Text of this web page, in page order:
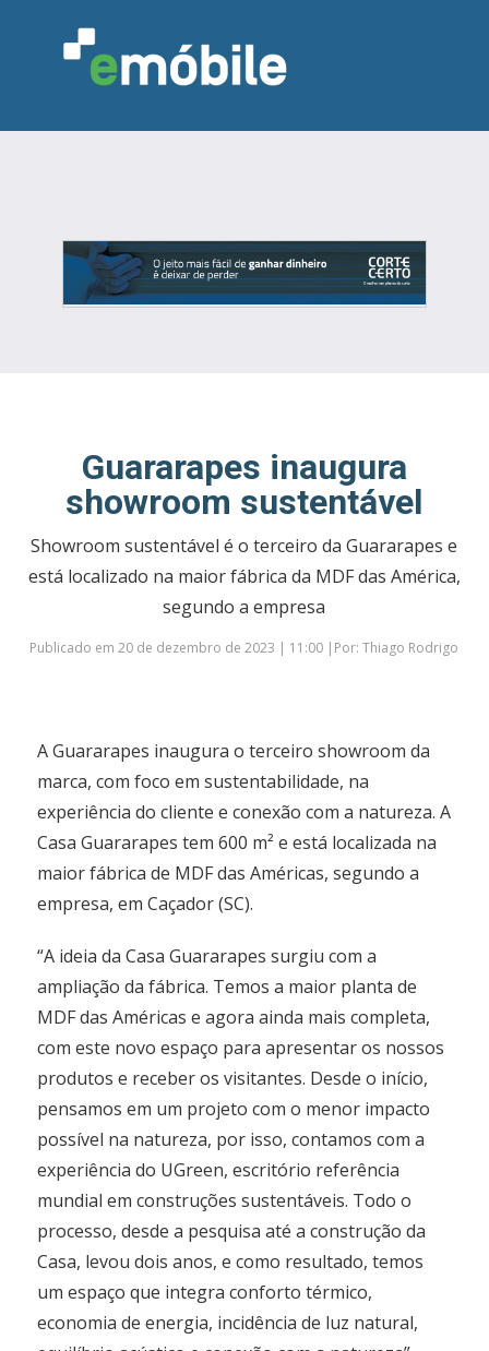
INDÚSTRIA MARCENARIA
DESIGN & DECORAÇÃO
INDICADORES
FEIRAS NOTÍCIAS
Guararapes inaugura
showroom sustentável
Showroom sustentável é o terceiro da Guararapes e
está localizado na maior fábrica da MDF das América,
segundo a empresa
Publicado em 20 de dezembro de 2023 | 11:00 |Por: Thiago Rodrigo
A Guararapes inaugura o terceiro showroom da
marca, com foco em sustentabilidade, na
experiência do cliente e conexão com a natureza. A
Casa Guararapes tem 600 m² e está localizada na
maior fábrica de MDF das Américas, segundo a
empresa, em Caçador (SC).
“A ideia da Casa Guararapes surgiu com a
ampliação da fábrica. Temos a maior planta de
MDF das Américas e agora ainda mais completa,
com este novo espaço para apresentar os nossos
produtos e receber os visitantes. Desde o início,
pensamos em um projeto com o menor impacto
possível na natureza, por isso, contamos com a
experiência do UGreen, escritório referência
mundial em construções sustentáveis. Todo o
processo, desde a pesquisa até a construção da
Casa, levou dois anos, e como resultado, temos
um espaço que integra conforto térmico,
economia de energia, incidência de luz natural,